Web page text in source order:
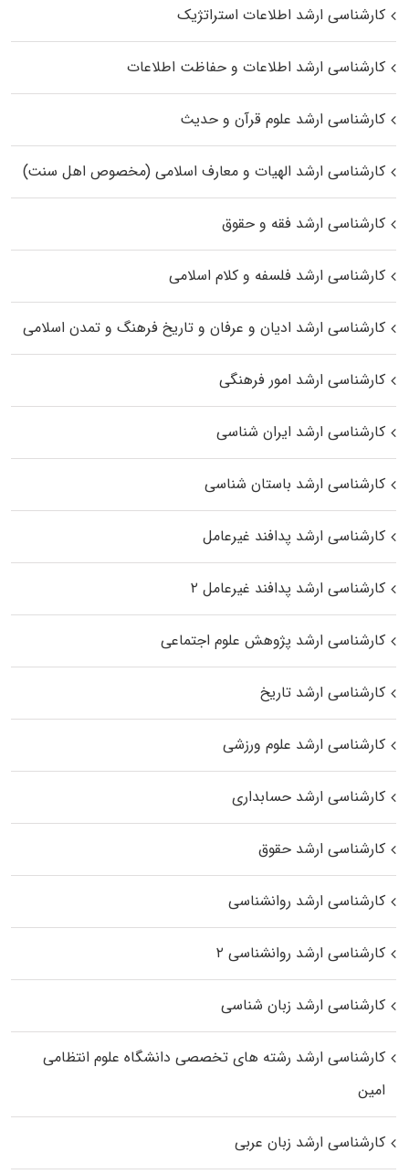
کارشناسی ارشد اطلاعات استراتژیک
کارشناسی ارشد اطلاعات و حفاظت اطلاعات
کارشناسی ارشد علوم قرآن و حدیث
کارشناسی ارشد الهیات و معارف اسلامی (مخصوص اهل سنت)
کارشناسی ارشد فقه و حقوق
کارشناسی ارشد فلسفه و کلام اسلامی
کارشناسی ارشد ادیان و عرفان و تاریخ فرهنگ و تمدن اسلامی
کارشناسی ارشد امور فرهنگی
کارشناسی ارشد ایران شناسی
کارشناسی ارشد باستان شناسی
کارشناسی ارشد پدافند غیرعامل
کارشناسی ارشد پدافند غیرعامل ۲
کارشناسی ارشد پژوهش علوم اجتماعی
کارشناسی ارشد تاریخ
کارشناسی ارشد علوم ورزشی
کارشناسی ارشد حسابداری
کارشناسی ارشد حقوق
کارشناسی ارشد روانشناسی
کارشناسی ارشد روانشناسی ۲
کارشناسی ارشد زبان شناسی
کارشناسی ارشد رﺷﺘﻪ ﻫﺎی تخصصی داﻧﺸﮕﺎه ﻋﻠﻮم انتظامی
اﻣﻴﻦ
کارشناسی ارشد زبان عربی